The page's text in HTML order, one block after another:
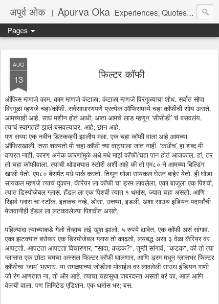
अपूर्व ओक । Apurva Oka Experiences, Quotes, One Liners, Articles, Stories, Travelogues, Poetry, and a lot of random thoughts and emotions. English, Marathi and the language of heart.
Pages
AUG
13 फिल्टर कॉफी
ऑफिस म्हणजे काम. काम म्हणजे कंटाळा. कंटाळा म्हणजे विरंगुळ्याचा शोध. सर्वात सोपा
विरंगुळा म्हणजे चहा/कॉफी. सर्वसाधारणपणे प्रत्येक ऑफिसमध्ये चहा कॉफीची सोय असते.
आमच्याही आहे. साधं मशीन होतं आधी; आता आमचे लाड म्हणून ‘सीसीडी’ चं बसवलंय.
त्याचं स्वागतही झालं बसवल्यावर. आहे; छान आहे.
पण सध्या एक नवीन डिस्कव्हरी झालीय मला. एक चहा कॉफी वाला आहे आमच्या
ऑफिसखाली. तसा शक्यतो मी चहा कॉफी च्या वाट्याला जात नाही. ‘कधीच’ हा शब्द मी
वापरत नाही, कारण अनेक कारणांमुळे अधे मधे माझं कॉफी/चहा पान होतं आजकाल. हां, तर
तो चहा कॉफीवाला. त्याची थोडक्यात स्टोरी अशी आहे की तो एम८० ने आमच्या बिल्डिंग
खाली येतो. एम८० बेसमेंट मधे पार्क करतो. तिथून घोडा सायकल घेउन बाहेर येतो. ही घोडा
सायकल म्हणजे त्याचं दुकान. कॅरियर ला कॉफी चा ड्रम लावलेला, एका बाजूला एक पिशवी,
त्यात डिस्पोजेबल ग्लास. हॅंडल ला एक पिशवी त्यात १ थर्मास, ज्यात चहा असतो. आणि
रिझर्व ग्लास चा स्टॉक. इतकंच नव्हे, डोसा, उत्तप्पा, इडली, अशा साउथ इंडियन पदार्थांची
मेजवानीही हॅंडल ला लटकवलेल्या पिशवीत असते.
पहिल्यांदा त्याच्याकडे गेलो तेंव्हाच लई खूश झालो. ५ रुपये द्यावेत, एक कॉफी असं सांगावं.
एका झटक्यात बरोब्बर एक डिस्पोजेबल ग्लास तो काढतो, लयबद्ध असा ३ वेळा कॅरियर वर
आपटतो. आपटता आपटता विचारणार, "सादा, कडक?". तुम्ही सांगावं, "कडक", की तो त्या
ग्लासात एक छोटा चमचा अस्सल फिल्टर कॉफी घालणार, आणि ड्रम मधून ग्लासभर फिल्टर
कॉफीचा ‘जाम’ भरणार. या सगळ्याच्या जोडीला मोबाईल वर लावलेली साउथ इंडियन गाणी
जो रंग आणतात ना, तो और आहे. त्याचा चहासुधा जबरदस्त असतो बरं का, आलं आणि
वेलची वाला. पण लिमिटेड एडिशन. एक थर्मास भर; बस.